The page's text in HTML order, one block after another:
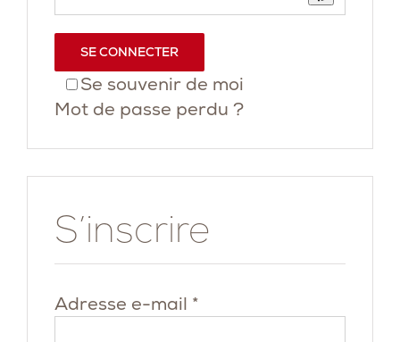
Se souvenir de moi
SE CONNECTER
Mot de passe perdu ?
S’inscrire
Adresse e-mail *